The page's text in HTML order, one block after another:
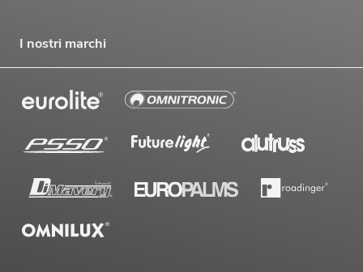
I nostri marchi